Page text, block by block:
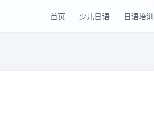
首页 少儿日语 日语培训